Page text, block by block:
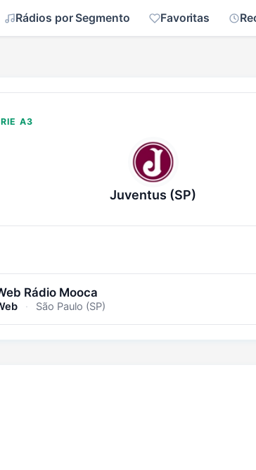
Rádios por Segmento Favoritas
A3
Juventus (SP)
Rádio Mooca
· São Paulo (SP)